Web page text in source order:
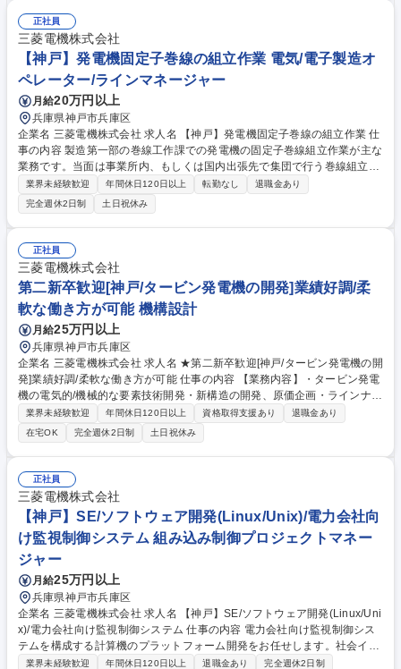
風・強度計算など)、お客様要求への対応と仕様書・設計図書への反映、
お客様との打合せ＜構造設計＞(1)生産設計業務(受注後)：タービン発電機
の構造設計、手配指示業務等(2)原価低減活動：新規メーカ開拓、VE活
動、材料費・構造検討等 募集職種 [神戸/火力・原子力発電所向けタービン
発電機の設計]業績好調推移
正社員
三菱電機株式会社
【神戸】発電機固定子巻線の組立作業 電気/電子製造オ
ペレーター/ラインマネージャー
月給20万円以上
兵庫県神戸市兵庫区
企業名 三菱電機株式会社 求人名 【神戸】発電機固定子巻線の組立作業 仕
事の内容 製造第一部の巻線工作課での発電機の固定子巻線組立作業が主な
業務です。当面は事業所内、もしくは国内出張先で集団で行う巻線組立作
業をお任せいたします。 【■具体的には】◎絶縁テープの巻線 ◎固定子コ
イルなど、発電機部品の組立 ◎結線部のろう付け ◎絶縁物の組立 ◎エポ
キシ樹脂の塗布 ◎塗装 など。作業場所は神戸工場、もしくは発電機の納
入先の客先発電所。当面は神戸工場と国内出張先にて作業いただきます。
ほとんどのメンバーが未経験からのスタート。作業要領書を読みつつ、主
にOJTによりベテランの方と一緒に作業しながら、作業を覚えていただき
ます。 募集職種 【神戸】発電機固定子巻線の組立作業
業界未経験歓迎 年間休日120日以上 転勤なし
退職金あり
完全週休2日制
土日祝休み
正社員
三菱電機株式会社
第二新卒歓迎[神戸/タービン発電機の開発]業績好調/柔
軟な働き方が可能 機構設計
月給25万円以上
兵庫県神戸市兵庫区
企業名 三菱電機株式会社 求人名 ★第二新卒歓迎[神戸/タービン発電機の開
発]業績好調/柔軟な働き方が可能 仕事の内容 【業務内容】・タービン発電
機の電気的/機械的な要素技術開発・新構造の開発、原価企画・ラインナッ
プ開発、技術検証などをお任せします。≪具体的には≫＜開発設計＞(1)要
素技術開発：タービン発電機の電気的・ 機械的な技術課題の検討、要素モ
デルによる検証、研究所との共同開発 (2)ラインナップ開発：機種戦略の
策定、標準機の基本設計、電気設計、機能設計(3)技術検証：タービン発電
機の検証計画、および結果の評価＜構造企画＞(1)構造企画：タービン発電
機の新構造・工法開発、全体構造計画、各部品の計画図作成、ラインナッ
プ化検討(2)原価企画：開発機種の目標原価設定、原価管理、新規メーカ開
拓、VE活動等 募集職種 ★第二新卒歓迎[神戸/タービン発電機の開発]業績
好調/柔軟な働き方が可能
業界未経験歓迎 年間休日120日以上 資格取得支援あり
退職金あり
在宅OK
完全週休2日制 土日祝休み
正社員
三菱電機株式会社
【神戸】SE/ソフトウェア開発(Linux/Unix)/電力会社向
け監視制御システム 組み込み制御プロジェクトマネー
ジャー
月給25万円以上
兵庫県神戸市兵庫区
企業名 三菱電機株式会社 求人名 【神戸】SE/ソフトウェア開発(Linux/Uni
x)/電力会社向け監視制御システム 仕事の内容 電力会社向け監視制御シス
テムを構成する計算機のプラットフォーム開発をお任せします。社会イン
フラを支えるやりがいのある業務です。 ■電力会社向けシステムの専用OS
業界未経験歓迎 年間休日120日以上 退職金あり
完全週休2日制